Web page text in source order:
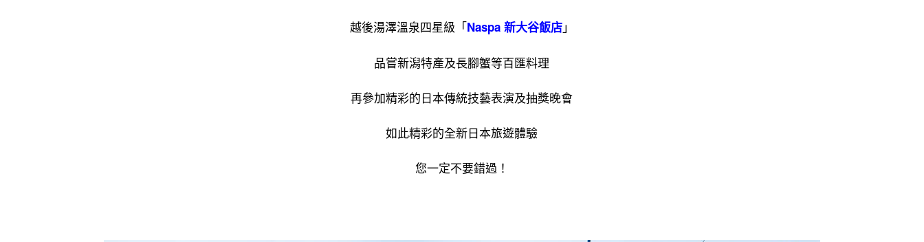
越後湯澤溫泉四星級「Naspa 新大谷飯店」
品嘗新潟特產及長腳蟹等百匯料理
再參加精彩的日本傳統技藝表演及抽獎晚會
如此精彩的全新日本旅遊體驗
您一定不要錯過！